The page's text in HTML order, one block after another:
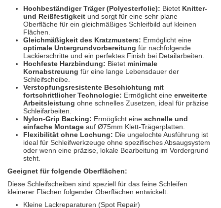
Hochbeständiger Träger (Polyesterfolie): Bietet Knitter-
und Reißfestigkeit und sorgt für eine sehr plane
Oberfläche für ein gleichmäßiges Schleifbild auf kleinen
Flächen.
Gleichmäßigkeit des Kratzmusters: Ermöglicht eine
optimale Untergrundvorbereitung für nachfolgende
Lackierschritte und ein perfektes Finish bei Detailarbeiten.
Hochfeste Harzbindung: Bietet minimale
Kornabstreuung für eine lange Lebensdauer der
Schleifscheibe.
Verstopfungsresistente Beschichtung mit
fortschrittlicher Technologie: Ermöglicht eine erweiterte
Arbeitsleistung ohne schnelles Zusetzen, ideal für präzise
Schleifarbeiten.
Nylon-Grip Backing: Ermöglicht eine schnelle und
einfache Montage auf Ø75mm Klett-Trägerplatten.
Flexibilität ohne Lochung: Die ungelochte Ausführung ist
ideal für Schleifwerkzeuge ohne spezifisches Absaugsystem
oder wenn eine präzise, lokale Bearbeitung im Vordergrund
steht.
Geeignet für folgende Oberflächen:
Diese Schleifscheiben sind speziell für das feine Schleifen
kleinerer Flächen folgender Oberflächen entwickelt:
Kleine Lackreparaturen (Spot Repair)